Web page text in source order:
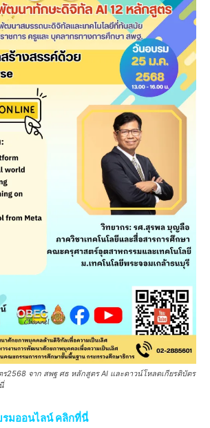
2568 จาก สพฐ ศธ หลักสูตร AI และดาวน์โหลดเกียรติบัตร
รมออนไลน์ คลิกที่นี่